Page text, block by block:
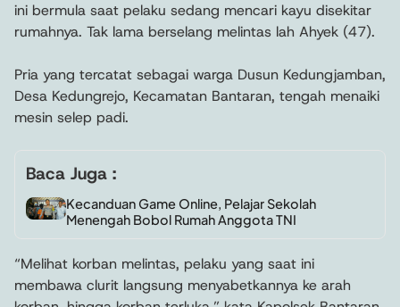
ini bermula saat pelaku sedang mencari kayu disekitar
rumahnya. Tak lama berselang melintas lah Ahyek (47).
Pria yang tercatat sebagai warga Dusun Kedungjamban,
Desa Kedungrejo, Kecamatan Bantaran, tengah menaiki
mesin selep padi.
Baca Juga :
Kecanduan Game Online, Pelajar Sekolah
Menengah Bobol Rumah Anggota TNI
“Melihat korban melintas, pelaku yang saat ini
membawa clurit langsung menyabetkannya ke arah